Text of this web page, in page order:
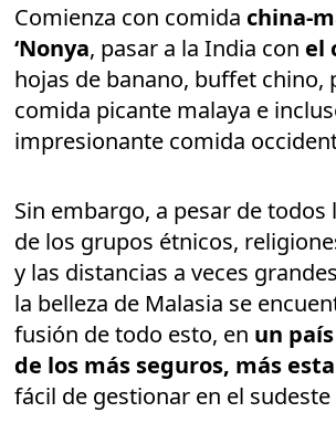
Comienza con comida china-
‘Nonya, pasar a la India con el
hojas de banano, buffet chino,
comida picante malaya e
impresionante comida
Sin embargo, a pesar de todos
de los grupos étnicos,
y las distancias a veces
la belleza de Malasia se
fusión de todo esto, en un
de los más seguros, más
fácil de gestionar en el sudeste